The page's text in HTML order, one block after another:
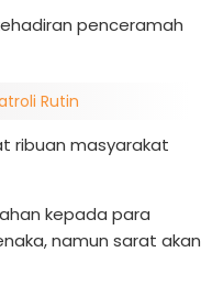
penceramah
Rutin
ribuan masyarakat
kepada para
namun sarat akan